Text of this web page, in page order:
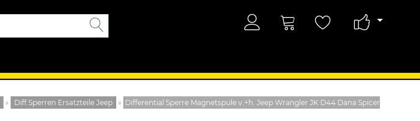
» Diff.Sperren Ersatzteile Jeep » Differential Sperre Magnetspule v.+h. Jeep Wrangler JK D44 Dana Spicer